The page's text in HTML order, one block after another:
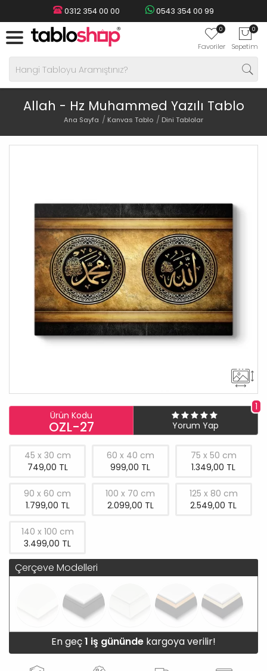
0312 354 00 00 0543 354 00 99
0
Favoriler
0
Sepetim
Allah - Hz Muhammed Yazılı Tablo
Ana Sayfa Kanvas Tablo Dini Tablolar
Ürün Kodu
OZL-27
1
Yorum Yap
45 x 30 cm
749,00 TL
60 x 40 cm
999,00 TL
75 x 50 cm
1.349,00 TL
90 x 60 cm
1.799,00 TL
100 x 70 cm
2.099,00 TL
125 x 80 cm
2.549,00 TL
140 x 100 cm
3.499,00 TL
Çerçeve Modelleri
En geç1 iş gününde kargoya verilir!